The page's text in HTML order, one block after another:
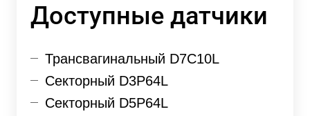
Доступные датчики
Трансвагинальный D7C10L
Секторный D3P64L
Секторный D5P64L